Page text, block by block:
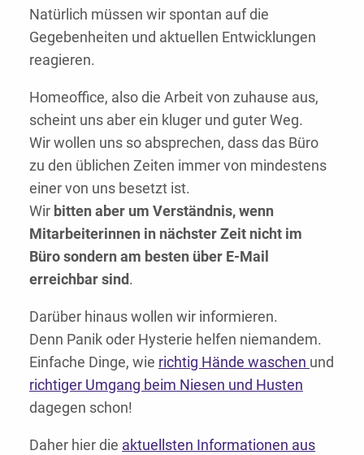
Natürlich müssen wir spontan auf die
Gegebenheiten und aktuellen Entwicklungen
reagieren.
Homeoffice, also die Arbeit von zuhause aus,
scheint uns aber ein kluger und guter Weg.
Wir wollen uns so absprechen, dass das Büro
zu den üblichen Zeiten immer von mindestens
einer von uns besetzt ist.
Wir bitten aber um Verständnis, wenn
Mitarbeiterinnen in nächster Zeit nicht im
Büro sondern am besten über E-Mail
erreichbar sind.
Darüber hinaus wollen wir informieren.
Denn Panik oder Hysterie helfen niemandem.
Einfache Dinge, wie richtig Hände waschen und
richtiger Umgang beim Niesen und Husten
dagegen schon!
Daher hier die aktuellsten Informationen aus